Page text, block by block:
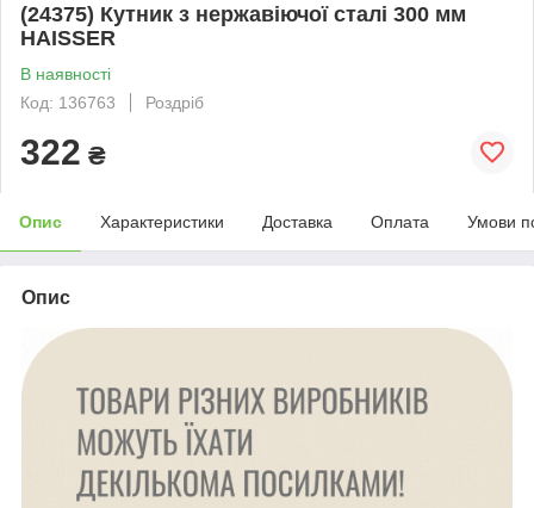
(24375) Кутник з нержавіючої сталі 300 мм
HAISSER
В наявності
Код: 136763
Роздріб
322 ₴
Опис Характеристики Доставка Оплата Умови
Опис